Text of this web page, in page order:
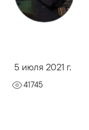
5 июля 2021 г.
41745